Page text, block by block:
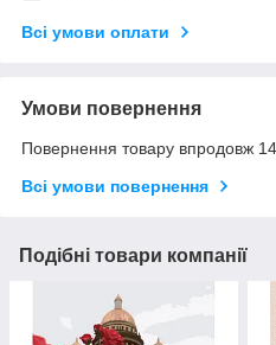
Всі умови оплати
Умови повернення
Повернення товару впродовж
Всі умови повернення
Подібні товари компанії